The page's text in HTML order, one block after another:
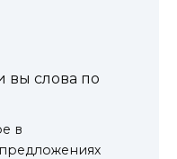
вы слова по
в